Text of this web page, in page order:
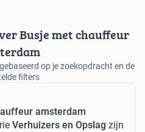
Busje met chauffeur
op je zoekopdracht en de
filters
amsterdam
Verhuizers en Opslag zijn